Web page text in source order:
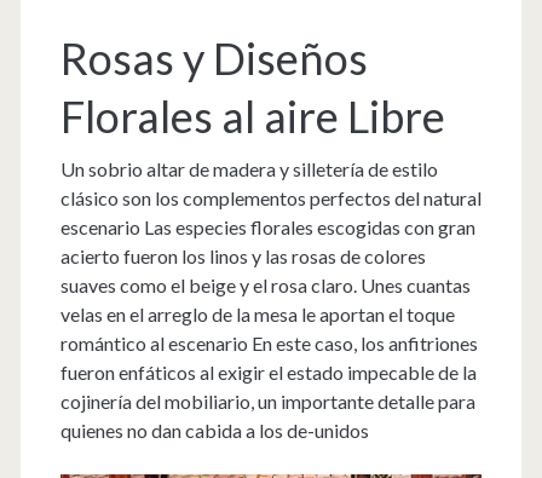
Rosas y Diseños
Florales al aire Libre
Un sobrio altar de madera y silletería de estilo
clásico son los complementos perfectos del natural
escenario Las especies florales escogidas con gran
acierto fueron los linos y las rosas de colores
suaves como el beige y el rosa claro. Unes cuantas
velas en el arreglo de la mesa le aportan el toque
romántico al escenario En este caso, los anfitriones
fueron enfáticos al exigir el estado impecable de la
cojinería del mobiliario, un importante detalle para
quienes no dan cabida a los de-unidos